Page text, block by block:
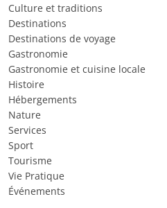
Culture et traditions
Destinations
Destinations de voyage
Gastronomie
Gastronomie et cuisine locale
Histoire
Hébergements
Nature
Services
Sport
Tourisme
Vie Pratique
Événements